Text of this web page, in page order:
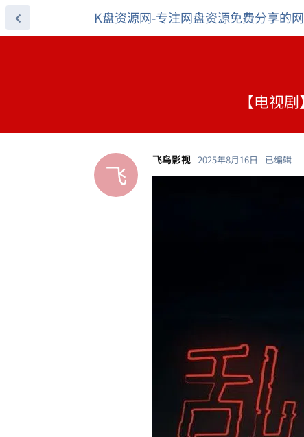
K盘资源网-专注网盘资源免费分享的
【电视
飞 飞鸟影视 2025年8月16日 已编辑